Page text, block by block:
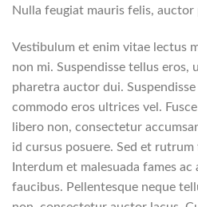
Nulla feugiat mauris felis,
Vestibulum et enim vitae lectus
non mi. Suspendisse tellus eros,
pharetra auctor dui.
commodo eros ultrices vel.
libero non, consectetur
id cursus posuere. Sed et
Interdum et malesuada fames
faucibus. Pellentesque neque